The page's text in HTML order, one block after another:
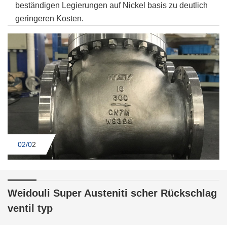
beständigen Legierungen auf Nickel basis zu deutlich
geringeren Kosten.
02/02
Weidouli Super Austeniti scher Rückschlag
ventil typ